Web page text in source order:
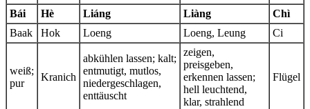
Bái Hè Liáng Liàng
Chì
Baak
Hok Loeng Loeng, Leung Ci
weiß;
pur
Kranich
abkühlen lassen; kalt;
entmutigt, mutlos,
niedergeschlagen,
enttäuscht
zeigen,
preisgeben,
erkennen lassen;
hell leuchtend,
klar, strahlend
Flügel